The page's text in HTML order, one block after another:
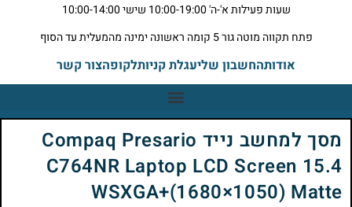
שעות פעילות א'-ה' 10:00-19:00 שישי 10:00-14:00
פתח תקווה מוטה גור 5 קומה ראשונה ימינה מהמעלית עד הסוף
אודותהחשבון שליעגלת קניותלקופהצור קשר
מסך למחשב נייד Compaq Presario
C764NR Laptop LCD Screen 15.4
WSXGA+(1680×1050) Matte